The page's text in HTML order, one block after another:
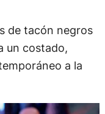
de tacón negros
un costado,
a la